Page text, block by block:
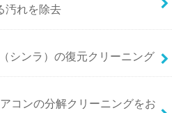
汚れを除去
シンラ）の復元クリーニング
コンの分解クリーニングをお